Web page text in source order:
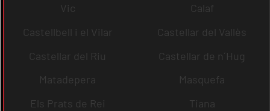
Vic
Calaf
Castellbell i el Vilar
Castellar del Vallès
Castellar del Riu
Castellar de n´Hug
Matadepera
Masquefa
Els Prats de Rei
Tiana